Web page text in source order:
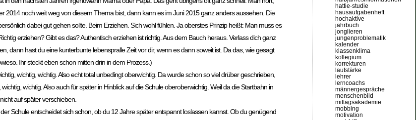
2014 noch weit weg von diesem Thema bist, dann kann es im Juni 2015 ganz anders aussehen. Die
dabei gut gehen sollte. Beim Erziehen. Sich wohl fühlen. Ja oberstes Prinzip heißt: Man muss es
erziehen? Gibt es das? Authentisch erziehen ist richtig. Aus dem Bauch heraus. Verlass dich ganz
dann hast du eine kunterbunte lebenspralle Zeit vor dir, wenn es dann soweit ist. Da das, wie gesagt
Ihr steckt eben schon mitten drin in dem Prozess.)
wichtig, wichtig. Also echt total unbedingt oberwichtig. Da wurde schon so viel drüber geschrieben,
wichtig. Also auch für später in Hinblick auf die Schule oberoberwichtig. Weil da die Startbahn in
auf später verschieben.
Schule entscheidet sich schon, ob du 12 Jahre später entspannt loslassen kannst. Ob du genügend
hattie-studie
hausaufgabenheft
hochaktive
jahrbuch
jonglieren
jungenproblematik
kalender
klassenklima
kollegium
korrekturen
lautstärke
lehrer
lerncoachs
männergespräche
menschenbild
mittagsakademie
mobbing
motivation